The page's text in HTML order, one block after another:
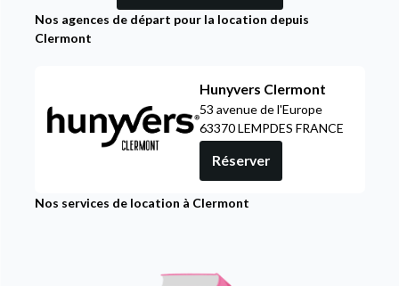
Nos agences de départ pour la location depuis
Clermont
Hunyvers Clermont
53 avenue de l'Europe
63370 LEMPDES FRANCE
Réserver
Nos services de location à Clermont